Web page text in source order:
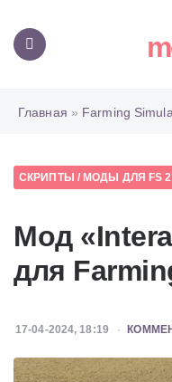
Главная » Farming
СКРИПТЫ / МОДЫ ДЛЯ FS
Мод
для
17-04-2024, 18:19